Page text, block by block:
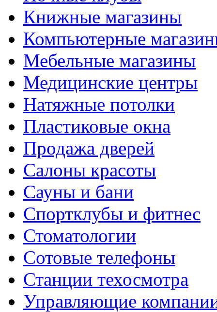
Книжные магазины
Компьютерные
Мебельные магазины
Медицинские центры
Натяжные потолки
Пластиковые окна
Продажа дверей
Салоны красоты
Сауны и бани
Спортклубы и фитнес
Стоматологии
Сотовые телефоны
Станции техосмотра
Управляющие